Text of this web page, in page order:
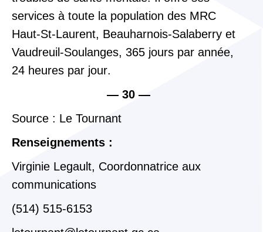
services à toute la population des MRC
Haut-St-Laurent, Beauharnois-Salaberry et
Vaudreuil-Soulanges, 365 jours par année,
24 heures par jour.
— 30 —
Source : Le Tournant
Renseignements :
Virginie Legault, Coordonnatrice aux
communications
(514) 515-6153